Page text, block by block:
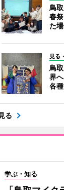
鳥
春
た
見る
鳥
界
各
る
学ぶ・知る